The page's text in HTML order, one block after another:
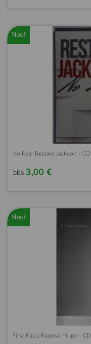
Neuf
No Fear Restine Jackson - CD
DÈS 3,00 €
Neuf
First Falls Raposo Filipe - CD